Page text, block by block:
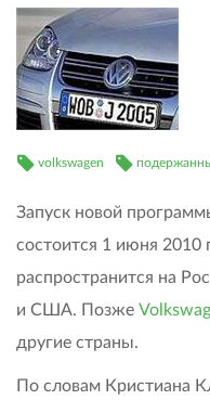
volkswagen
Запуск новой
состоится 1 июня 2010
распространится на
и США. Позже
другие страны.
По словам Кристиана